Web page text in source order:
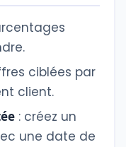
ciblées par
client.
: créez un
une date de